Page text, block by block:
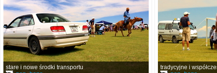
stare i nowe środki transportu
tradycyjne i